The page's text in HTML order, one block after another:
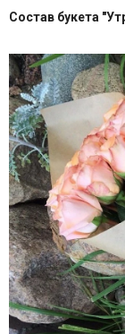
Состав букета